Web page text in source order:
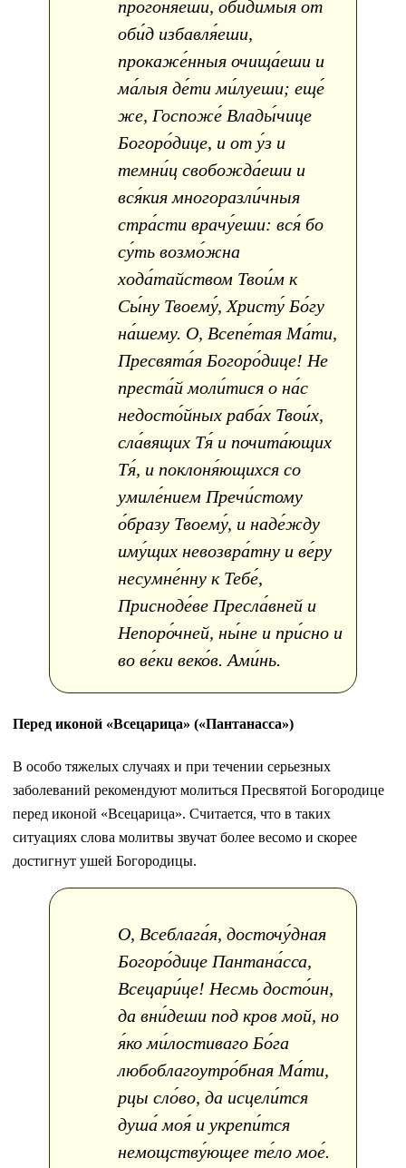
прогоня́еши, оби́димыя от
оби́д избавля́еши,
прокаже́нныя очища́еши и
ма́лыя де́ти ми́луеши; еще́
же, Госпоже́ Влады́чице
Богоро́дице, и от у́з и
темни́ц свобожда́еши и
вся́кия многоразли́чныя
стра́сти врачу́еши: вся́ бо
су́ть возмо́жна
хода́тайством Твои́м к
Сы́ну Твоему́, Христу́ Бо́гу
на́шему. О, Всепе́тая Ма́ти,
Пресвята́я Богоро́дице! Не
преста́й моли́тися о на́с
недосто́йных раба́х Твои́х,
сла́вящих Тя́ и почита́ющих
Тя́, и поклоня́ющихся со
умиле́нием Пречи́стому
о́бразу Твоему́, и наде́жду
иму́щих невозвра́тну и ве́ру
несумне́нну к Тебе́,
Присноде́ве Пресла́вней и
Непоро́чней, ны́не и при́сно и
во ве́ки веко́в. Ами́нь.
Перед иконой «Всецарица» («Пантанасса»)
В особо тяжелых случаях и при течении серьезных
заболеваний рекомендуют молиться Пресвятой Богородице
перед иконой «Всецарица». Считается, что в таких
ситуациях слова молитвы звучат более весомо и скорее
достигнут ушей Богородицы.
О, Всеблага́я, досточу́дная
Богоро́дице Пантана́сса,
Всецари́це! Несмь досто́ин,
да вни́деши под кров мой, но
я́ко ми́лостиваго Бо́га
любоблагоутро́бная Ма́ти,
рцы сло́во, да исцели́тся
душа́ моя́ и укрепи́тся
немощству́ющее те́ло мое́.